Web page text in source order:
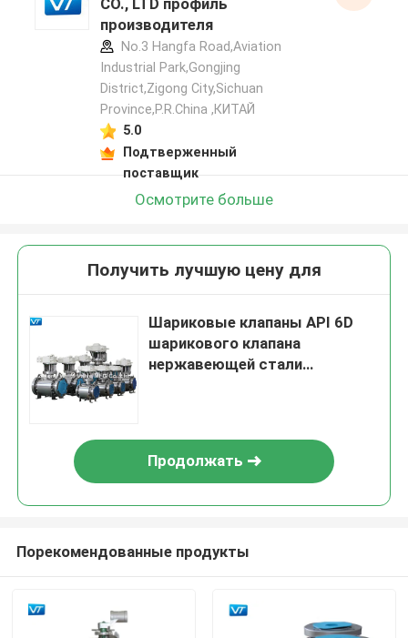
CO., LTD профиль
производителя
No.3 Hangfa Road,Aviation
Industrial Park,Gongjing
District,Zigong City,Sichuan
Province,P.R.China ,КИТАЙ
5.0
Подтверженный
поставщик
Осмотрите больше
Получить лучшую цену для
Шариковые клапаны API 6D
шарикового клапана
нержавеющей стали
Продолжать
Порекомендованные продукты